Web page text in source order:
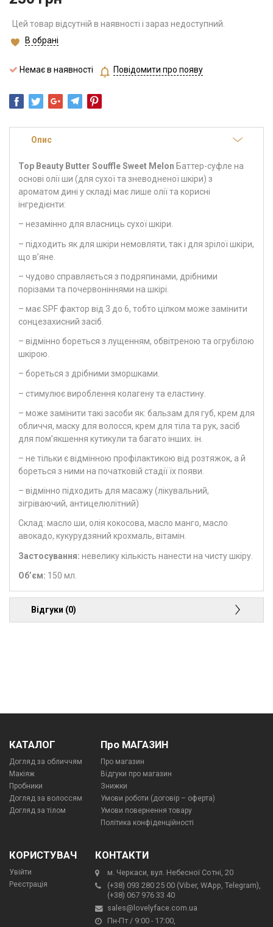
Цей товар відсутній в наявності і зараз недоступний.
В обрані
Немає в наявності Повідомити про появу
Опис
Top Beauty Butter Souffle Sweet Melon Баттер-суфле на
основі олії ши (для сухої та зневодненої шкіри) з
ароматом дині у складі має лише олії та корисні
інгредієнти:
– незамінно для власниць сухої шкіри.
– підходить як для шкіри немовляти, так і для зрілої шкіри,
що в’яне.
– чудово справляється з подряпинами, дрібними
порізами та почервоніннями на шкірі.
– має SPF фактор від 3 до 6, тобто цілком може замінити
сонцезахисний засіб.
– відмінно бореться з лущенням, обвітреною та огрубілою
шкірою.
– бореться з дрібними зморшками.
– стимулює вироблення колагену та еластину.
– може замінити такі засоби як: бальзам для губ, крем для
обличчя, маску для волосся, крем для тіла та рук, засіб
для пом’якшення кутикули та багато інших. ін.
– не тільки є відмінною профілактикою від розтяжок, а й
бореться з ними на початковій стадії їх появи.
– відмінно підходить для масажу (лікувальний,
зігріваючий, антицелюлітний)
Склад: масло ши, олія кокосова, масло манго, масло
авокадо, кукурудзяний крохмаль, вітамін.
Застосування: невелику кількість нанести на чисту шкіру.
Об’єм: 150 мл.
Відгуки (0)
КАТАЛОГ
Догляд за обличчям
Макіяж
Пробники
Догляд за волоссям
Догляд за тілом
Про МАГАЗИН
Про магазин
Відгуки про магазин
Знижки
Умови роботи (договір – оферта)
Умови повернення товару
Політика конфіденційності
КОРИСТУВАЧ
Увійти
Реєстрація
КОНТАКТИ
м. Черкаси, вул. Небесної Сотні, 20
(+38) 093 280 25 00 (Viber, WApp, Telegram),
(+38) 067 976 33 40
sales@lovelyface.com.ua
Пн-Пт / 9:00 - 17:00,